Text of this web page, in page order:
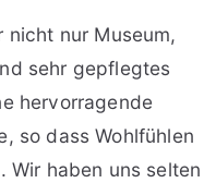
nicht nur Museum,
sehr gepflegtes
hervorragende
so dass Wohlfühlen
Wir haben uns selten